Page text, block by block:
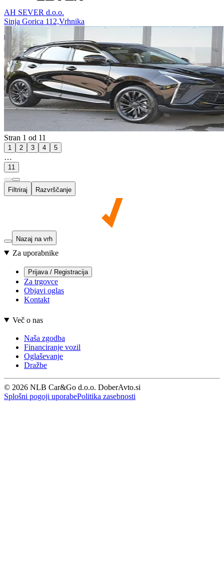
AH SEVER d.o.o.
Sinja Gorica 112,Vrhnika
Stran 1 od 11
1 2 3 4 5
…
11
Filtriraj Razvrščanje
Nazaj na vrh
Za uporabnike
Prijava / Registracija
Za trgovce
Objavi oglas
Kontakt
Več o nas
Naša zgodba
Financiranje vozil
Oglaševanje
Dražbe
© 2026 NLB Car&Go d.o.o. DoberAvto.si
Splošni pogoji uporabePolitika zasebnosti